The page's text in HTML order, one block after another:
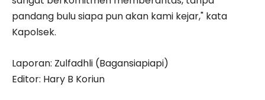
pandang bulu siapa pun akan kami kejar," kata
Kapolsek.
Laporan: Zulfadhli (Bagansiapiapi)
Editor: Hary B Koriun